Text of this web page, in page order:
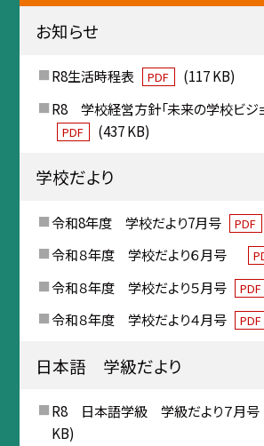
お知らせ
R8生活時程表 PDF
(117 KB)
R8 学校経営方針「未来の学校ビジョ
PDF (437 KB)
学校だより
令和8年度 学校だより7月号 PDF
令和８年度 学校だより６月号
令和８年度 学校だより５月号 PDF
令和８年度 学校だより４月号 PDF
日本語 学級だより
R8 日本語学級 学級だより７月
KB)